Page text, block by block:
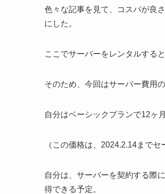
色々な記事を見て、コスパが良
にした。
ここでサーバーをレンタルする
そのため、今回はサーバー費用
自分はベーシックプランで12ヶ
（この価格は、2024.2.14まで
自分は、サーバーを契約する際に
得できる予定。